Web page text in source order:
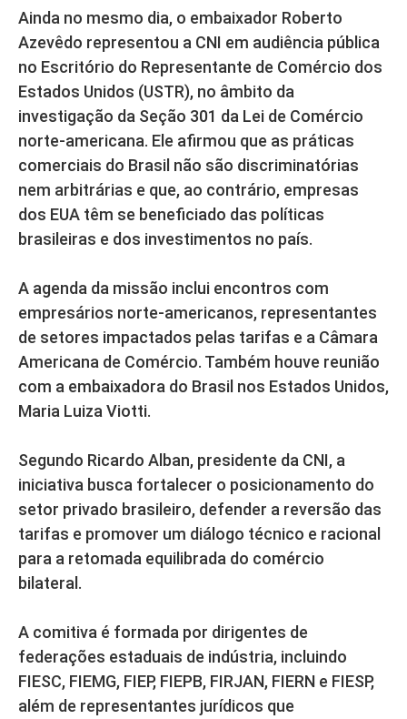
Ainda no mesmo dia, o embaixador Roberto
Azevêdo representou a CNI em audiência pública
no Escritório do Representante de Comércio dos
Estados Unidos (USTR), no âmbito da
investigação da Seção 301 da Lei de Comércio
norte-americana. Ele afirmou que as práticas
comerciais do Brasil não são discriminatórias
nem arbitrárias e que, ao contrário, empresas
dos EUA têm se beneficiado das políticas
brasileiras e dos investimentos no país.
A agenda da missão inclui encontros com
empresários norte-americanos, representantes
de setores impactados pelas tarifas e a Câmara
Americana de Comércio. Também houve reunião
com a embaixadora do Brasil nos Estados Unidos,
Maria Luiza Viotti.
Segundo Ricardo Alban, presidente da CNI, a
iniciativa busca fortalecer o posicionamento do
setor privado brasileiro, defender a reversão das
tarifas e promover um diálogo técnico e racional
para a retomada equilibrada do comércio
bilateral.
A comitiva é formada por dirigentes de
federações estaduais de indústria, incluindo
FIESC, FIEMG, FIEP, FIEPB, FIRJAN, FIERN e FIESP,
além de representantes jurídicos que